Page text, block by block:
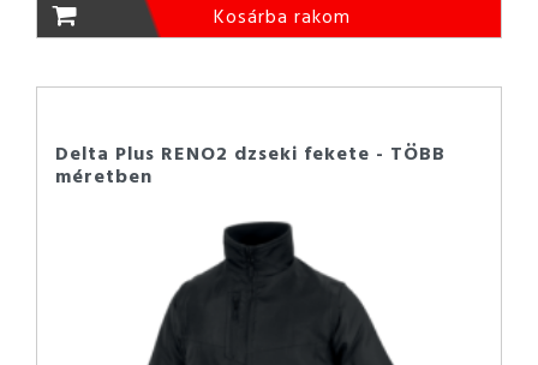
Kosárba rakom
Delta Plus RENO2 dzseki fekete - TÖBB
méretben